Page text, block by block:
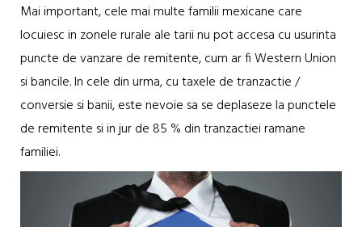
Mai important, cele mai multe familii mexicane care
locuiesc in zonele rurale ale tarii nu pot accesa cu usurinta
puncte de vanzare de remitente, cum ar fi Western Union
si bancile. In cele din urma, cu taxele de tranzactie /
conversie si banii, este nevoie sa se deplaseze la punctele
de remitente si in jur de 85 % din tranzactiei ramane
familiei.